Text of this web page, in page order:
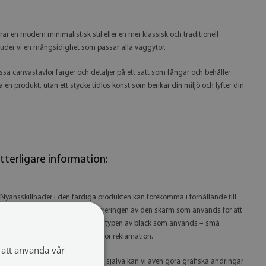
en modern minimalistisk stil eller en mer klassisk och traditionell
vi en mångsidighet som passar alla väggytor.
canvastavlor färger och detaljer på ett sätt som fångar och behåller
produkt, utan ett stycke tidlös konst som berikar din miljö och lyfter din
information:
i den färdiga produkten kan förekomma i förhållande till
beroende på kalibreringen av den skärm som används för att
på produkten, skrivaren samt typen av bläck som används – små
utgör inte grund för reklamation.
Eftersom vi tillverkar produkterna själva kan vi även göra grafiska ändringar
använda vår